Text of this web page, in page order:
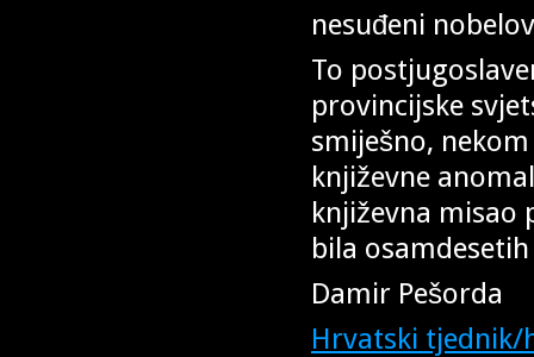
nesuđeni
To
provincijske
smiješno,
književne
književna misao
bila
Damir Pešorda
Hrvatski tjednik/